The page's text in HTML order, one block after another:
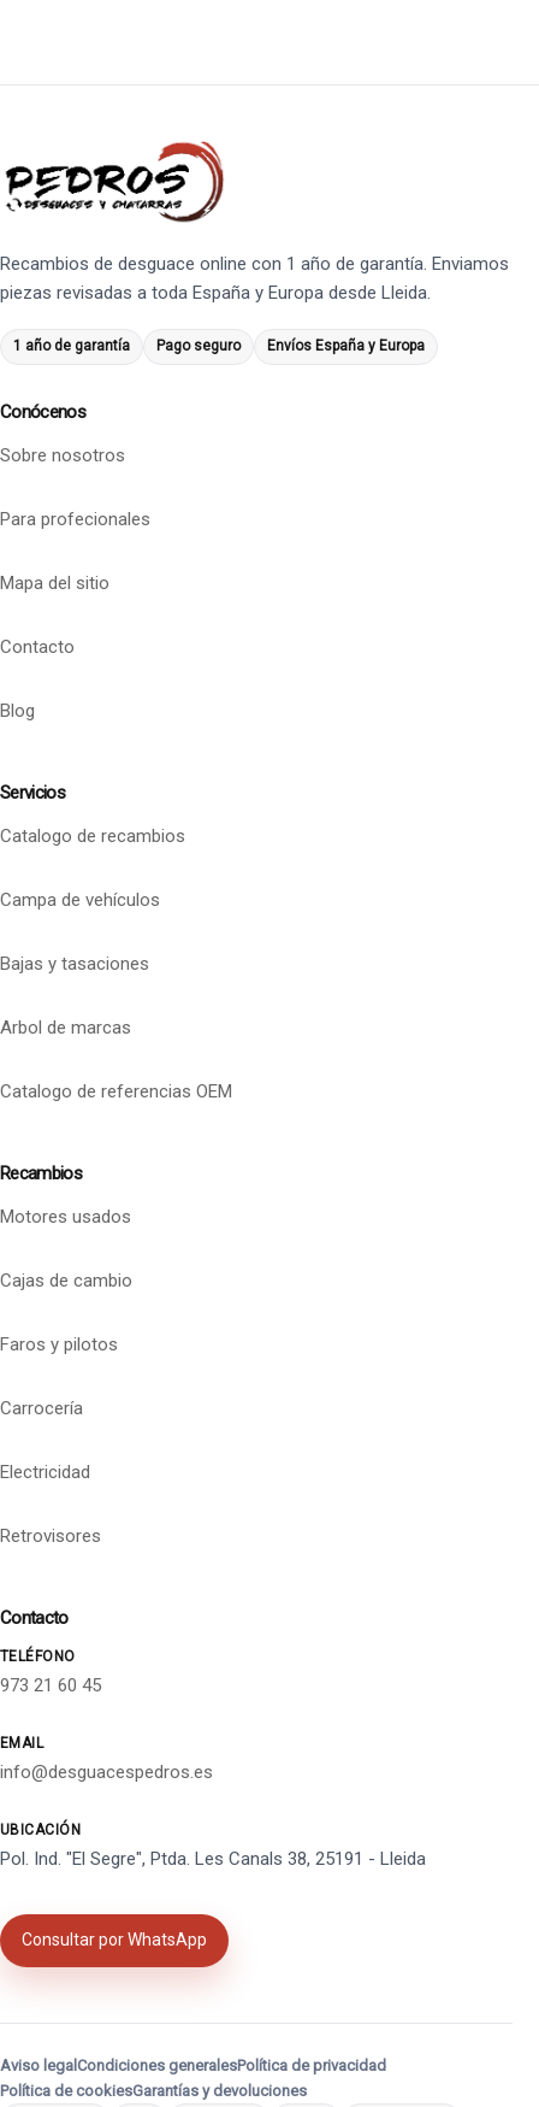
Recambios de desguace online con 1 año de garantía. Enviamos
piezas revisadas a toda España y Europa desde Lleida.
1 año de garantía Pago seguro Envíos España y Europa
Conócenos
Sobre nosotros
Para profecionales
Mapa del sitio
Contacto
Blog
Servicios
Catalogo de recambios
Campa de vehículos
Bajas y tasaciones
Arbol de marcas
Catalogo de referencias OEM
Recambios
Motores usados
Cajas de cambio
Faros y pilotos
Carrocería
Electricidad
Retrovisores
Contacto
TELÉFONO
973 21 60 45
EMAIL
info@desguacespedros.es
UBICACIÓN
Pol. Ind. "El Segre", Ptda. Les Canals 38, 25191 - Lleida
Consultar por WhatsApp
Aviso legalCondiciones generalesPolítica de privacidad
Política de cookiesGarantías y devoluciones